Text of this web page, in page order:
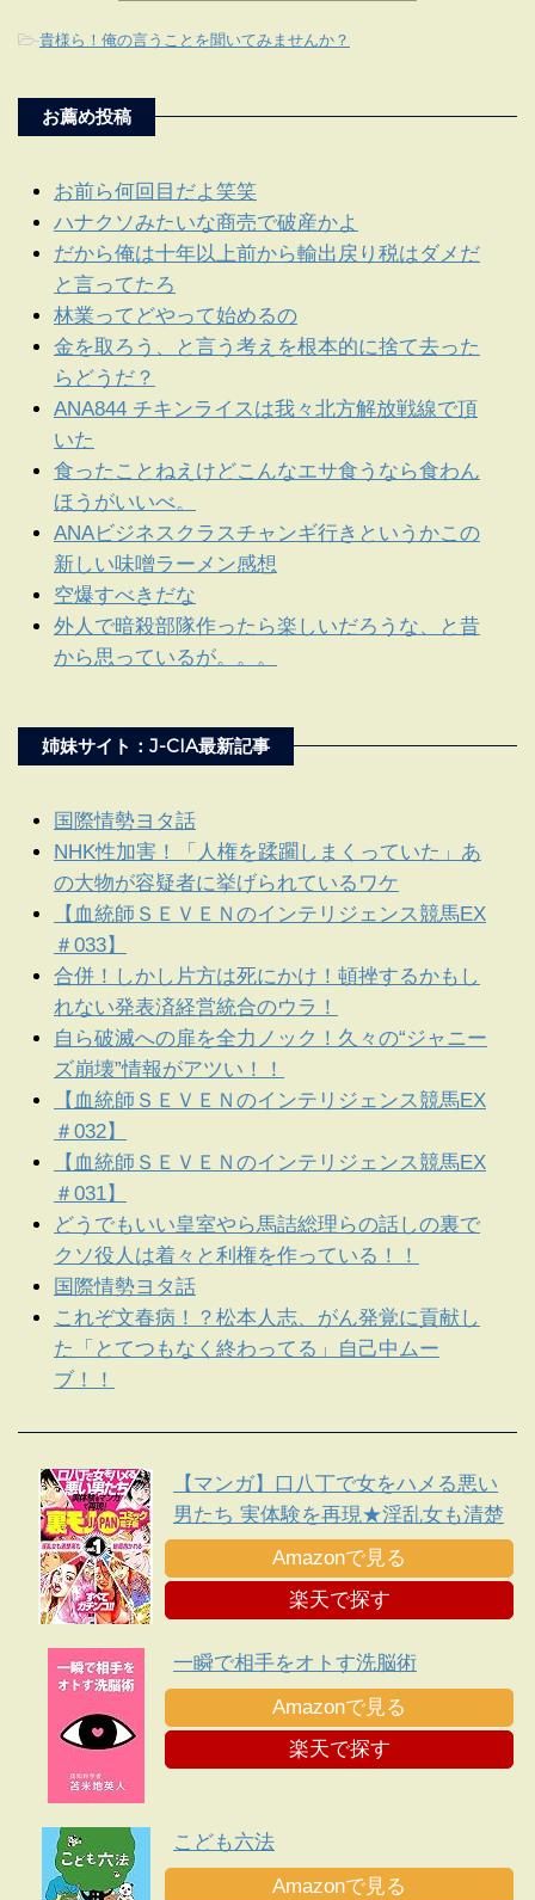
-貴様ら！俺の言うことを聞いてみませんか？
お薦め投稿
お前ら何回目だよ笑笑
ハナクソみたいな商売で破産かよ
だから俺は十年以上前から輸出戻り税はダメだ
と言ってたろ
林業ってどやって始めるの
金を取ろう、と言う考えを根本的に捨て去った
らどうだ？
ANA844 チキンライスは我々北方解放戦線で頂
いた
食ったことねえけどこんなエサ食うなら食わん
ほうがいいべ。
ANAビジネスクラスチャンギ行きというかこの
新しい味噌ラーメン感想
空爆すべきだな
外人で暗殺部隊作ったら楽しいだろうな、と昔
から思っているが。。。
姉妹サイト：J-CIA最新記事
国際情勢ヨタ話
NHK性加害！「人権を蹂躙しまくっていた」あ
の大物が容疑者に挙げられているワケ
【血統師ＳＥＶＥＮのインテリジェンス競馬EX
＃033】
合併！しかし片方は死にかけ！頓挫するかもし
れない発表済経営統合のウラ！
自ら破滅への扉を全力ノック！久々の“ジャニー
ズ崩壊”情報がアツい！！
【血統師ＳＥＶＥＮのインテリジェンス競馬EX
＃032】
【血統師ＳＥＶＥＮのインテリジェンス競馬EX
＃031】
どうでもいい皇室やら馬詰総理らの話しの裏で
クソ役人は着々と利権を作っている！！
国際情勢ヨタ話
これぞ文春病！？松本人志、がん発覚に貢献し
た「とてつもなく終わってる」自己中ムー
ブ！！
【マンガ】口八丁で女をハメる悪い
男たち 実体験を再現★淫乱女も清楚
系も結局抱かれる・・★平日イオン
のフードコートでヤンママたちがナ
ンパ待ちしている★裏モノＪＡＰＡ
Amazonで見る
楽天で探す
一瞬で相手をオトす洗脳術
Amazonで見る
楽天で探す
こども六法
Amazonで見る